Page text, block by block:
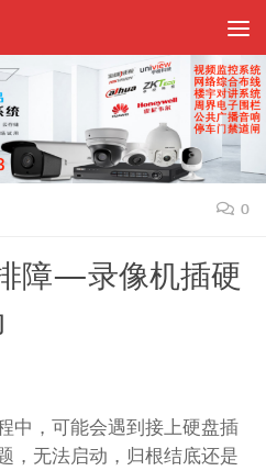
0
障—录像机插硬
，可能会遇到接上硬盘插
，无法启动，归根结底还是